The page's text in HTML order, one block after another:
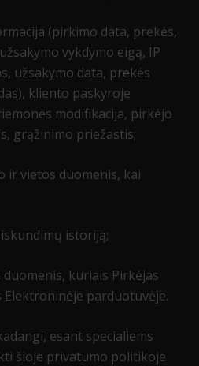
(pirkimo data, prekės,
vykdymo eigą, IP
užsakymo data, prekės
kliento paskyroje
modifikacija, pirkėjo
grąžinimo priežastis;
ir vietos duomenis, kai
istoriją;
kuriais Pirkėjas
Elektroninėje parduotuvėje.
esant specialiems
šioje privatumo politikoje